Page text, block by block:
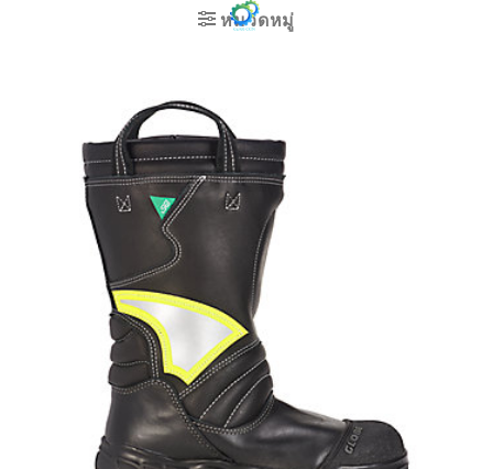
หมวดหมู่